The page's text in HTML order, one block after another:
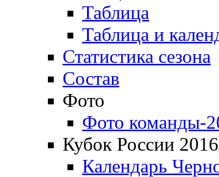
Таблица
Таблица и
Статистика сезона
Состав
Фото
Фото команды-
Кубок России
Календарь